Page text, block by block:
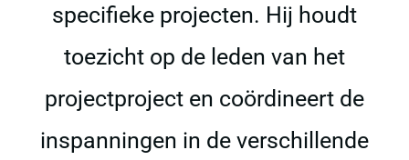
specifieke projecten. Hij houdt
toezicht op de leden van het
projectproject en coördineert de
inspanningen in de verschillende